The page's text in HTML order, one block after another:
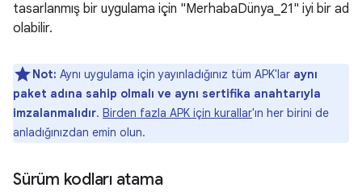
tasarlanmış bir uygulama için "MerhabaDünya_21" iyi bir ad
olabilir.
Not: Aynı uygulama için yayınladığınız tüm APK'lar aynı
paket adına sahip olmalı ve aynı sertifika anahtarıyla
imzalanmalıdır. Birden fazla APK için kurallar'ın her birini de
anladığınızdan emin olun.
Sürüm kodları atama